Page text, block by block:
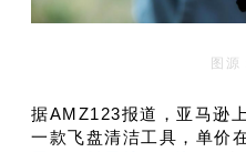
图源
据AMZ123报道，亚马逊
一款飞盘清洁工具，单价